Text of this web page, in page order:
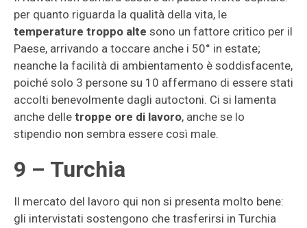
per quanto riguarda la qualità della vita, le
temperature troppo alte sono un fattore critico per il
Paese, arrivando a toccare anche i 50° in estate;
neanche la facilità di ambientamento è soddisfacente,
poiché solo 3 persone su 10 affermano di essere stati
accolti benevolmente dagli autoctoni. Ci si lamenta
anche delle troppe ore di lavoro, anche se lo
stipendio non sembra essere così male.
9 – Turchia
Il mercato del lavoro qui non si presenta molto bene:
gli intervistati sostengono che trasferirsi in Turchia